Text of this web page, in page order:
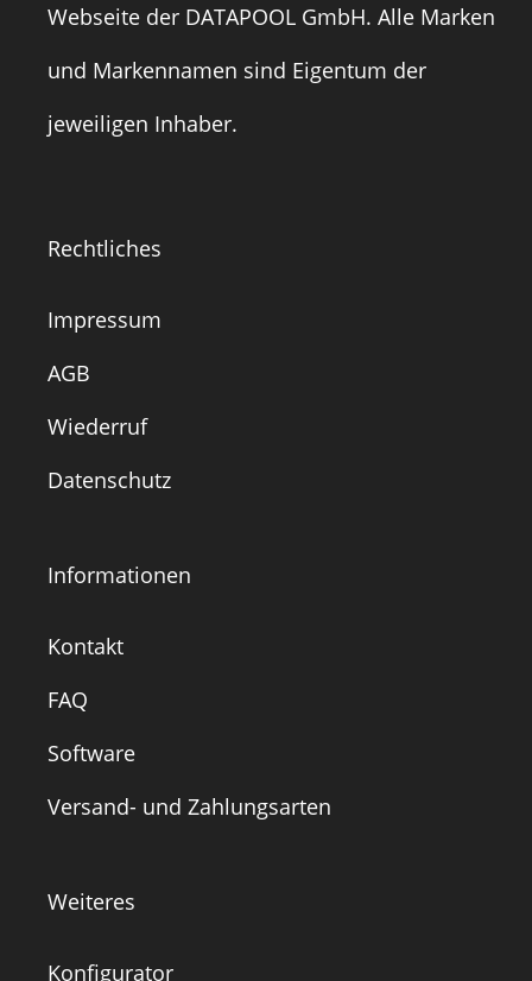
Webseite der DATAPOOL GmbH. Alle Marken
und Markennamen sind Eigentum der
jeweiligen Inhaber.
Rechtliches
Impressum
AGB
Wiederruf
Datenschutz
Informationen
Kontakt
FAQ
Software
Versand- und Zahlungsarten
Weiteres
Konfigurator